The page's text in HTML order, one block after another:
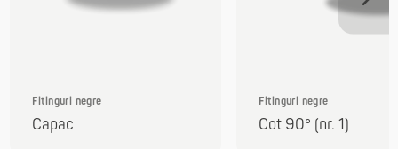
Fitinguri negre
Capac
Fitinguri negre
Cot 90° (nr. 1)